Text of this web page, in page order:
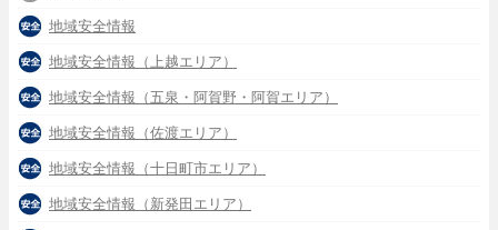
地域安全情報
地域安全情報（上越エリア）
地域安全情報（五泉・阿賀野・阿賀エリア）
地域安全情報（佐渡エリア）
地域安全情報（十日町市エリア）
地域安全情報（新発田エリア）